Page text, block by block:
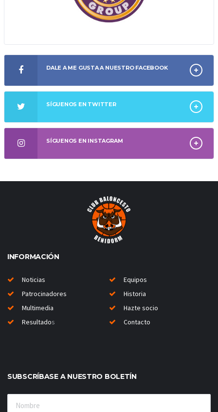
DALE A ME GUSTA A NUESTRO FACEBOOK
SÍGUENOS EN TWITTER
SÍGUENOS EN INSTAGRAM
INFORMACIÓN
Noticias
Equipos
Patrocinadores
Historia
Multimedia
Hazte socio
Resultados Contacto
SUBSCRÍBASE A NUESTRO BOLETÍN